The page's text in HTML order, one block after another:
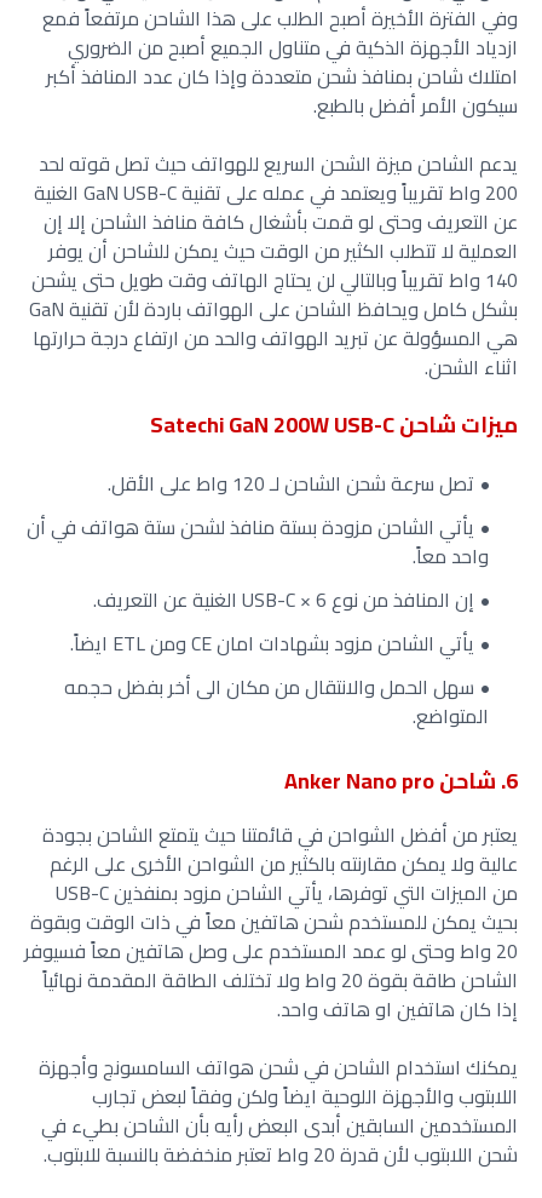
وفي الفترة الأخيرة أصبح الطلب على هذا الشاحن مرتفعاً فمع
ازدياد الأجهزة الذكية في متناول الجميع أصبح من الضروري
امتلاك شاحن بمنافذ شحن متعددة وإذا كان عدد المنافذ أكبر
سيكون الأمر أفضل بالطبع.
يدعم الشاحن ميزة الشحن السريع للهواتف حيث تصل قوته لحد
200 واط تقريباً ويعتمد في عمله على تقنية GaN USB-C الغنية
عن التعريف وحتى لو قمت بأشغال كافة منافذ الشاحن إلا إن
العملية لا تتطلب الكثير من الوقت حيث يمكن للشاحن أن يوفر
140 واط تقريباً وبالتالي لن يحتاج الهاتف وقت طويل حتى يشحن
بشكل كامل ويحافظ الشاحن على الهواتف باردة لأن تقنية GaN
هي المسؤولة عن تبريد الهواتف والحد من ارتفاع درجة حرارتها
اثناء الشحن.
ميزات شاحن Satechi GaN 200W USB-C
تصل سرعة شحن الشاحن لـ 120 واط على الأقل.
يأتي الشاحن مزودة بستة منافذ لشحن ستة هواتف في أن
واحد معاً.
إن المنافذ من نوع USB-C × 6 الغنية عن التعريف.
يأتي الشاحن مزود بشهادات امان CE ومن ETL ايضاً.
سهل الحمل والانتقال من مكان الى أخر بفضل حجمه
المتواضع.
6. شاحن Anker Nano pro
يعتبر من أفضل الشواحن في قائمتنا حيث يتمتع الشاحن بجودة
عالية ولا يمكن مقارنته بالكثير من الشواحن الأخرى على الرغم
من الميزات التي توفرها، يأتي الشاحن مزود بمنفذين USB-C
بحيث يمكن للمستخدم شحن هاتفين معاً في ذات الوقت وبقوة
20 واط وحتى لو عمد المستخدم على وصل هاتفين معاً فسيوفر
الشاحن طاقة بقوة 20 واط ولا تختلف الطاقة المقدمة نهائياً
إذا كان هاتفين او هاتف واحد.
يمكنك استخدام الشاحن في شحن هواتف السامسونج وأجهزة
اللابتوب والأجهزة اللوحية ايضاً ولكن وفقاً لبعض تجارب
المستخدمين السابقين أبدى البعض رأيه بأن الشاحن بطيء في
شحن اللابتوب لأن قدرة 20 واط تعتبر منخفضة بالنسبة للابتوب.